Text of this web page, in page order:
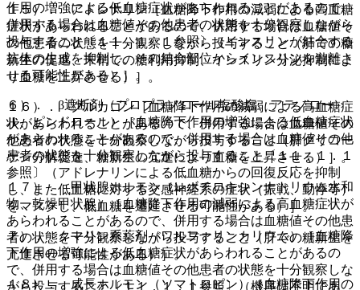
１５）． アドレナリン［血糖降下作用の減弱による高血糖
症状があらわれることがあるので、併用する場合は血糖値そ
の他患者の状態を十分観察しながら投与すること（肝での糖
新生の促進、末梢での糖利用抑制、インスリン分泌抑制によ
り血糖を上昇させる）］。
１６）． グルカゴン［血糖降下作用の減弱による高血糖症
状があらわれることがあるので、併用する場合は血糖値その
他患者の状態を十分観察しながら投与すること（肝グリコー
ゲン分解促進、糖新生の亢進により血糖を上昇させる）］。
１７）． 甲状腺ホルモン（レボチロキシンナトリウム水和
物、乾燥甲状腺）［血糖降下作用の減弱による高血糖症状が
あらわれることがあるので、併用する場合は血糖値その他患
者の状態を十分観察しながら投与すること（肝での糖新生を
亢進させる可能性がある）］。
１８）． 成長ホルモン（ソマトロピン）［血糖降下作用の
作用の増強による低血糖症状があらわれることがあるので、
併用する場合は血糖値その他患者の状態を十分観察しながら
投与すること〔１１．１．１参照〕（インスリンが結合する
抗体の生成を抑制し、その結合部位からインスリンを遊離さ
せる可能性がある）］。
６）． β遮断剤（プロプラノロール塩酸塩、アテノロー
ル、ピンドロール）［血糖降下作用の増強による低血糖症状
があらわれることがあるので、併用する場合は血糖値その他
患者の状態を十分観察しながら投与すること〔１１．１．１
参照〕（アドレナリンによる低血糖からの回復反応を抑制
し、また低血糖に対する交感神経系の症状（振戦、動悸等）
をマスクし、低血糖を遷延させる可能性がある）］。
７）． クマリン系薬剤（ワルファリンカリウム）［血糖降
下作用の増強による低血糖症状があらわれることがあるの
で、併用する場合は血糖値その他患者の状態を十分観察しな
がら投与すること〔１１．１．１参照〕（機序は不明であ